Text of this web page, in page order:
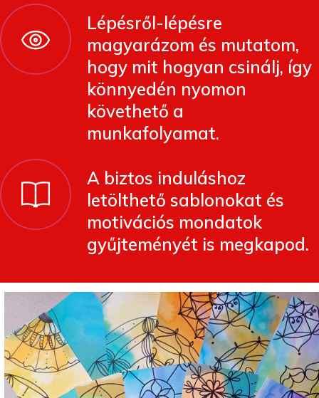
Lépésről-lépésre
magyarázom és mutatom,
hogy mit hogyan csinálj, így
könnyedén nyomon
követhető a
munkafolyamat.
A biztos induláshoz
letölthető sablonokat és
motivációs mondatok
gyűjteményét is megkapod.